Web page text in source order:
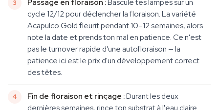
Passage en floraison : Bascule tes lampes sur un
cycle 12/12 pour déclencher la floraison. La variété
Acapulco Gold fleurit pendant 10–12 semaines, alors
note la date et prends ton mal en patience. Ce n'est
pas le turnover rapide d'une autofloraison — la
patience ici est le prix d'un développement correct
des têtes.
Fin de floraison et rinçage :Durant les deux
dernières semaines, rince ton substrat à l'eau claire